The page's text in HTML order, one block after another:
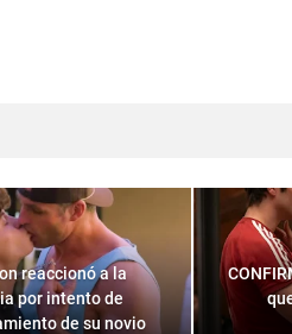
reaccionó a la
por intento de
de su novio